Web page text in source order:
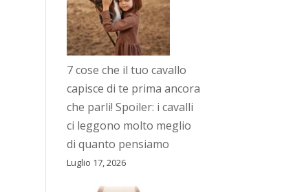
7 cose che il tuo cavallo
capisce di te prima ancora
che parli! Spoiler: i cavalli
ci leggono molto meglio
di quanto pensiamo
Luglio 17, 2026